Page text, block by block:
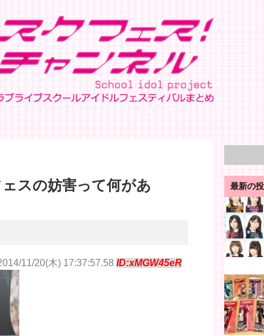
スの妨害って何があ
11/20(木) 17:37:57.58 ID:xMGW45eR
最新の